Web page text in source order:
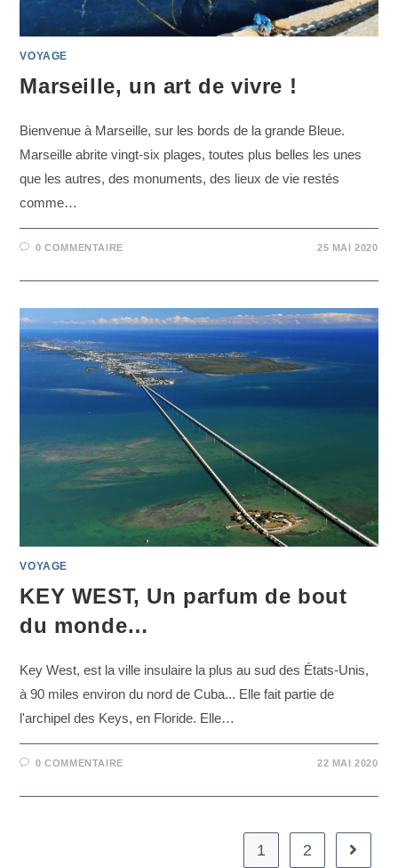
VOYAGE
Marseille, un art de vivre !
Bienvenue à Marseille, sur les bords de la grande Bleue.
Marseille abrite vingt-six plages, toutes plus belles les unes
que les autres, des monuments, des lieux de vie restés
comme…
0 COMMENTAIRE 25 MAI 2020
VOYAGE
KEY WEST, Un parfum de bout
du monde…
Key West, est la ville insulaire la plus au sud des États-Unis,
à 90 miles environ du nord de Cuba... Elle fait partie de
l'archipel des Keys, en Floride. Elle…
0 COMMENTAIRE 22 MAI 2020
1 2 Aller à